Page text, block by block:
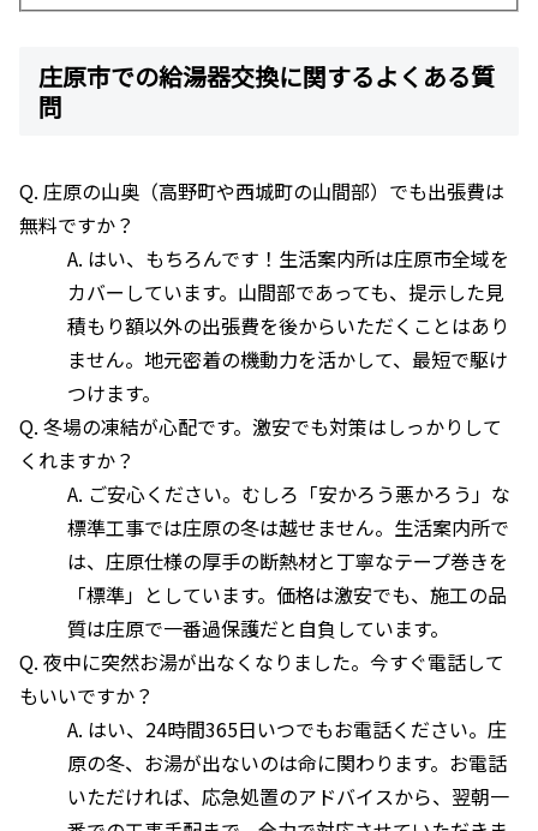
庄原市での給湯器交換に関するよくある質
問
Q. 庄原の山奥（高野町や西城町の山間部）でも出張費は
無料ですか？
A. はい、もちろんです！生活案内所は庄原市全域を
カバーしています。山間部であっても、提示した見
積もり額以外の出張費を後からいただくことはあり
ません。地元密着の機動力を活かして、最短で駆け
つけます。
Q. 冬場の凍結が心配です。激安でも対策はしっかりして
くれますか？
A. ご安心ください。むしろ「安かろう悪かろう」な
標準工事では庄原の冬は越せません。生活案内所で
は、庄原仕様の厚手の断熱材と丁寧なテープ巻きを
「標準」としています。価格は激安でも、施工の品
質は庄原で一番過保護だと自負しています。
Q. 夜中に突然お湯が出なくなりました。今すぐ電話して
もいいですか？
A. はい、24時間365日いつでもお電話ください。庄
原の冬、お湯が出ないのは命に関わります。お電話
いただければ、応急処置のアドバイスから、翌朝一